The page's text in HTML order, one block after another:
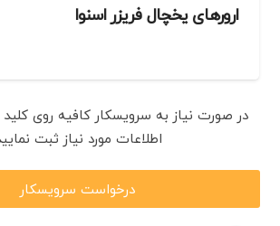
ارورهای یخچال فریزر اسنوا
در صورت نیاز به سرویسکار کافیه روی
اطلاعات مورد نیاز ثبت
درخواست سرویسکار